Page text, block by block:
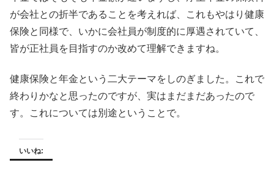
が会社との折半であることを考えれば、これもやはり健康
保険と同様で、いかに会社員が制度的に厚遇されていて、
皆が正社員を目指すのか改めて理解できますね。
健康保険と年金という二大テーマをしのぎました。これで
終わりかなと思ったのですが、実はまだまだあったので
す。これについては別途ということで。
いいね: